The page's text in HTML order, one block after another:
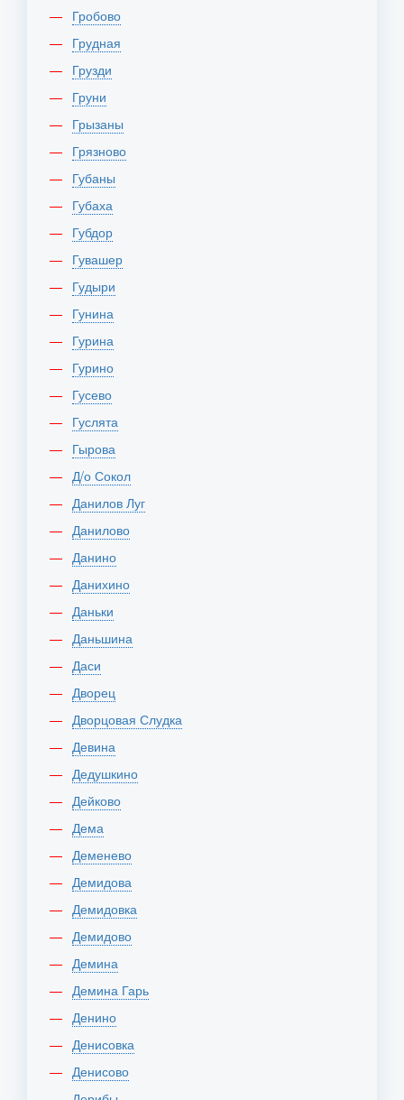
Гробово
Грудная
Грузди
Груни
Грызаны
Грязново
Губаны
Губаха
Губдор
Гувашер
Гудыри
Гунина
Гурина
Гурино
Гусево
Гуслята
Гырова
Д/о Сокол
Данилов Луг
Данилово
Данино
Данихино
Даньки
Даньшина
Даси
Дворец
Дворцовая Слудка
Девина
Дедушкино
Дейково
Дема
Деменево
Демидова
Демидовка
Демидово
Демина
Демина Гарь
Денино
Денисовка
Денисово